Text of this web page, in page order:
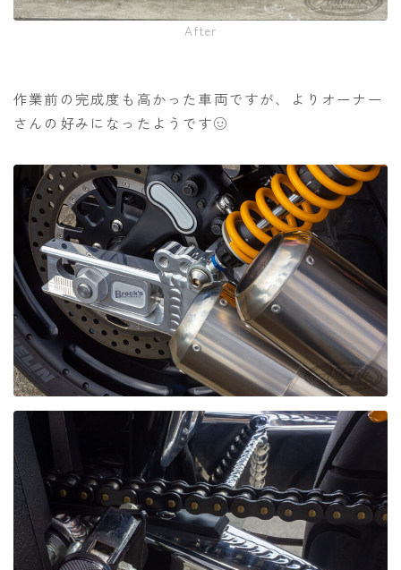
After
作業前の完成度も高かった車両ですが、よりオーナー
さんの好みになったようです